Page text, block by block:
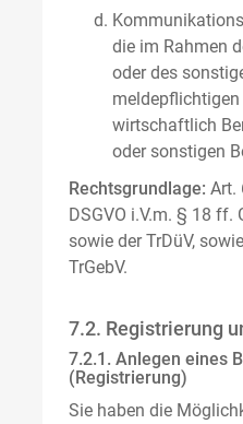
die im Rahmen
oder des
wirtschaftlich
oder sonstigen
Rechtsgrundlage: Art.
DSGVO i.V.m. § 18 ff.
sowie der TrDüV,
TrGebV.
7.2. Registrierung
7.2.1. Anlegen eines
(Registrierung)
Sie haben die